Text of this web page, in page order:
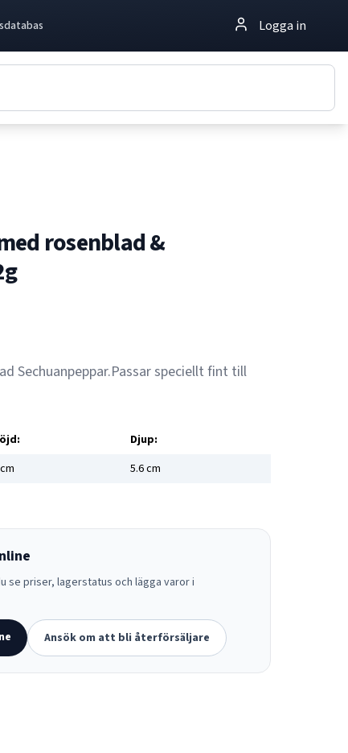
Logga in
rosenblad &
Sechuanpeppar.Passar speciellt fint till
Djup:
cm 5.6cm
se priser, lagerstatus och lägga varor i
Ansök om att bli återförsäljare